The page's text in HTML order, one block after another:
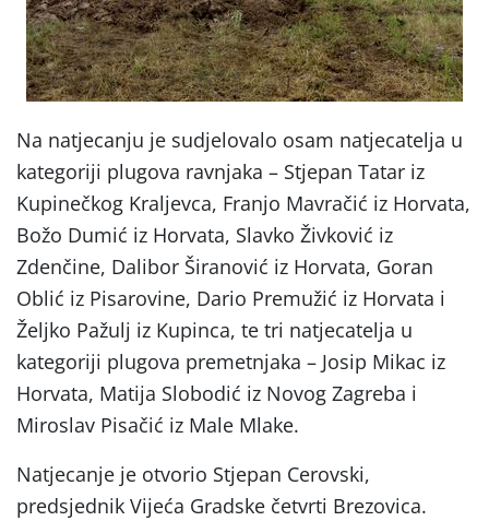
Na natjecanju je sudjelovalo osam natjecatelja u
kategoriji plugova ravnjaka – Stjepan Tatar iz
Kupinečkog Kraljevca, Franjo Mavračić iz Horvata,
Božo Dumić iz Horvata, Slavko Živković iz
Zdenčine, Dalibor Širanović iz Horvata, Goran
Oblić iz Pisarovine, Dario Premužić iz Horvata i
Željko Pažulj iz Kupinca, te tri natjecatelja u
kategoriji plugova premetnjaka – Josip Mikac iz
Horvata, Matija Slobodić iz Novog Zagreba i
Miroslav Pisačić iz Male Mlake.
Natjecanje je otvorio Stjepan Cerovski,
predsjednik Vijeća Gradske četvrti Brezovica.